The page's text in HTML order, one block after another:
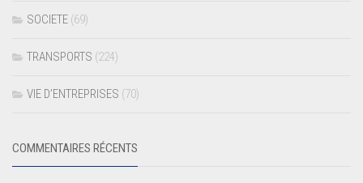
SOCIETE (69)
TRANSPORTS (224)
VIE D’ENTREPRISES (70)
COMMENTAIRES RÉCENTS